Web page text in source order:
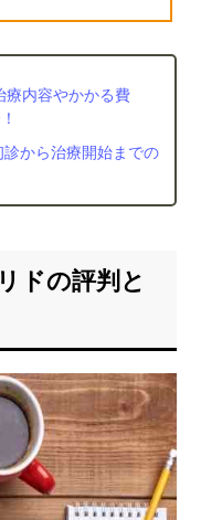
療内容やかかる費
から治療開始までの
ドの評判と